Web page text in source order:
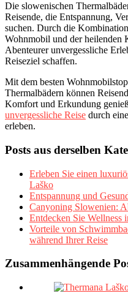
Die slowenischen
Reisende, die Entspannung,
suchen. Durch die
Wohnmobil und der heilenden
Abenteurer unvergessliche
Reiseziel schaffen.
Mit dem besten
Thermalbädern können
Komfort und Erkundung
unvergessliche Reise durch
erleben.
Posts aus derselben
Erleben Sie einen
Laško
Entspannung und
Canyoning Slowenien:
Entdecken Sie Wellness
Vorteile von
während Ihrer Reise
Zusammenhängende